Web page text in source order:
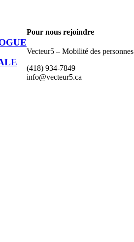
Pour nous rejoindre
Vecteur5 – Mobilité des personnes
(418) 934-7849
info@vecteur5.ca